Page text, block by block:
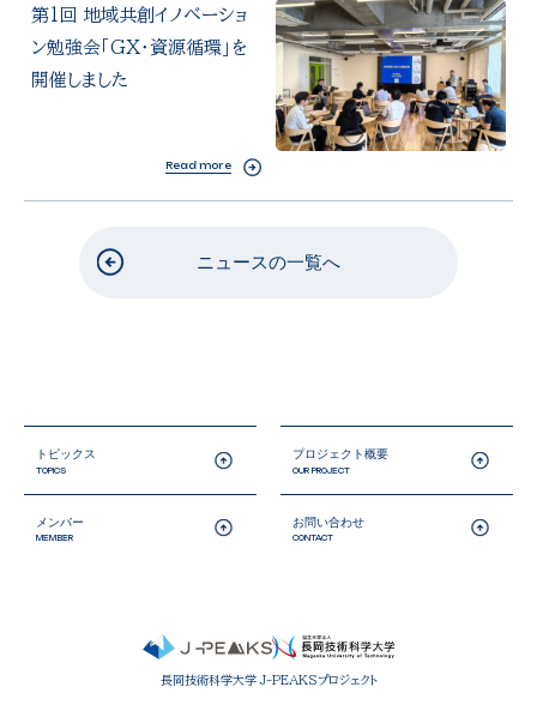
第1回 地域共創イノベーショ
ン勉強会「GX・資源循環」を
開催しました
Read more
ニュースの一覧へ
トピックス
TOPICS
プロジェクト概要
OUR PROJECT
メンバー
MEMBER
お問い合わせ
CONTACT
長岡技術科学大学 J-PEAKSプロジェクト